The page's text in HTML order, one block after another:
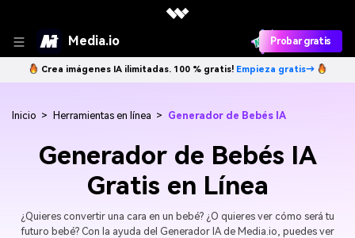
Media.io Probar gratis
Crea imágenes IA ilimitadas. 100 % gratis! Empieza gratis→
Inicio > Herramientas en línea > Generador de Bebés IA
Generador de Bebés IA
Gratis en Línea
¿Quieres convertir una cara en un bebé? ¿O quieres ver cómo será tu
futuro bebé? Con la ayuda del Generador IA de Media.io, puedes ver